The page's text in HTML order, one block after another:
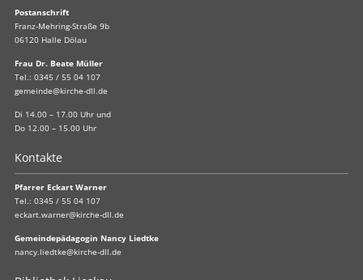
Postanschrift
Franz-Mehring-Straße 9b
06120 Halle Dölau
Frau Dr. Beate Müller
Tel.: 0345 / 55 04 107
gemeinde@kirche-dll.de
Di 14.00 – 17.00 Uhr und
Do 12.00 – 15.00 Uhr
Kontakte
Pfarrer Eckart Warner
Tel.: 0345 / 55 04 107
eckart.warner@kirche-dll.de
Gemeindepädagogin Nancy Liedtke
nancy.liedtke@kirche-dll.de